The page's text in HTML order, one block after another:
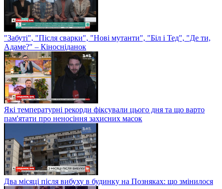
"Забуті", "Після сварки", "Нові мутанти", "Біл і Тед", "Де ти,
Адаме?" – Кіносніданок
Які температурні рекорди фіксували цього дня та що варто
пам'ятати про неносіння захисних масок
Два місяці після вибуху в будинку на Позняках: що змінилося